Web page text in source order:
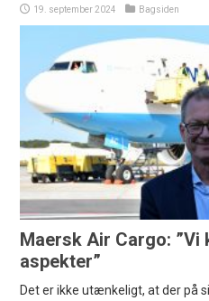
19. september 2024 Bagsiden
Maersk Air Cargo: ”Vi
aspekter”
Det er ikke utænkeligt, at der på